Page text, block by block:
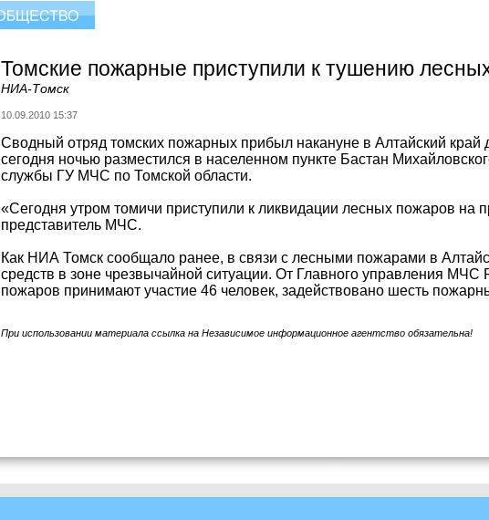
Томские пожарные приступили к тушению
НИА-Томск
10.09.2010 15:37
Сводный отряд томских пожарных прибыл накануне в Алтайский
сегодня ночью разместился в населенном пункте Бастан
службы ГУ МЧС по Томской области.
«Сегодня утром томичи приступили к ликвидации лесных пожаров на
представитель МЧС.
Как НИА Томск сообщало ранее, в связи с лесными пожарами в
средств в зоне чрезвычайной ситуации. От Главного управления МЧС
пожаров принимают участие 46 человек, задействовано шесть
При использовании материала ссылка на Независимое информационное агентство обязательна!